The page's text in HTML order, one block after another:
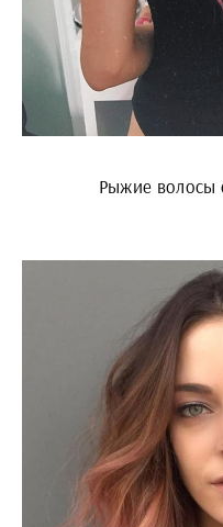
Рыжие волосы